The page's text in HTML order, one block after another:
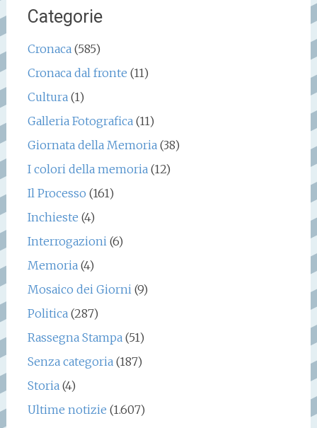
Categorie
Cronaca(585)
Cronaca dal fronte (11)
Cultura(1)
Galleria Fotografica(11)
Giornata della Memoria(38)
I colori della memoria(12)
Il Processo (161)
Inchieste (4)
Interrogazioni(6)
Memoria(4)
Mosaico dei Giorni(9)
Politica(287)
Rassegna Stampa(51)
Senza categoria(187)
Storia(4)
Ultime notizie (1.607)